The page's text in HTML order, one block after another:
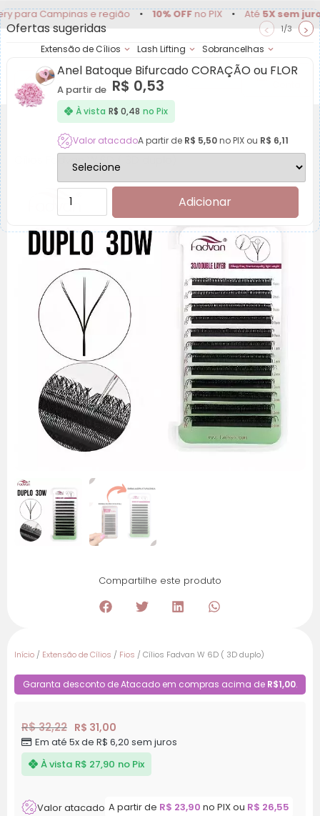
e região • 10% OFFno PIX • Até5X sem juros •
Extensão de Cílios Lash Lifting Sobrancelhas
Achadinhos Minha
Cílios Fadvan W 6D ( 3D duplo)
Compartilhe este produto
Início / Extensão de Cílios / Fios / Cílios Fadvan W 6D ( 3D duplo)
Garanta desconto de Atacado em compras acima de R$1,00.
R$32,22 R$ 31,00
Em até 5x de R$ 6,20 sem juros
À vista R$ 27,90 no Pix
Valor atacado A partir de R$ 23,90 no PIX ou R$ 26,55
Ofertas sugeridas < 1/3 >
Anel Batoque Bifurcado CORAÇÃO ou FLOR
A partir de R$ 0,53
À vista R$ 0,48 no Pix
Valor atacadoA partir de R$ 5,50no PIX ou R$ 6,11
Adicionar